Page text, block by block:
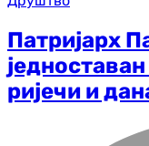
Патријарх
ријечи и